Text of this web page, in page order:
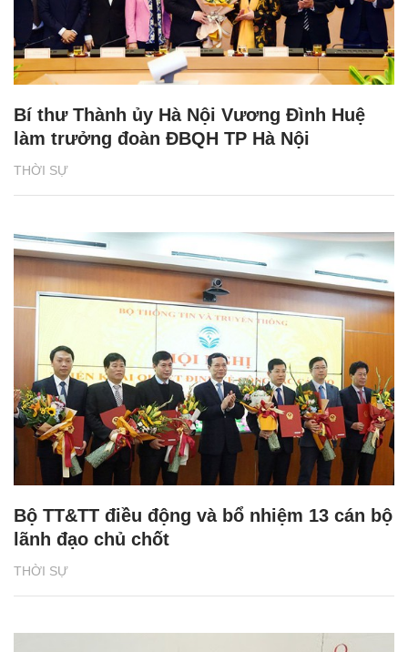
THỜI SỰ
Bí thư Thành ủy Hà Nội Vương Đình Huệ
làm trưởng đoàn ĐBQH TP Hà Nội
THỜI SỰ
Bộ TT&TT điều động và bổ nhiệm 13 cán bộ
lãnh đạo chủ chốt